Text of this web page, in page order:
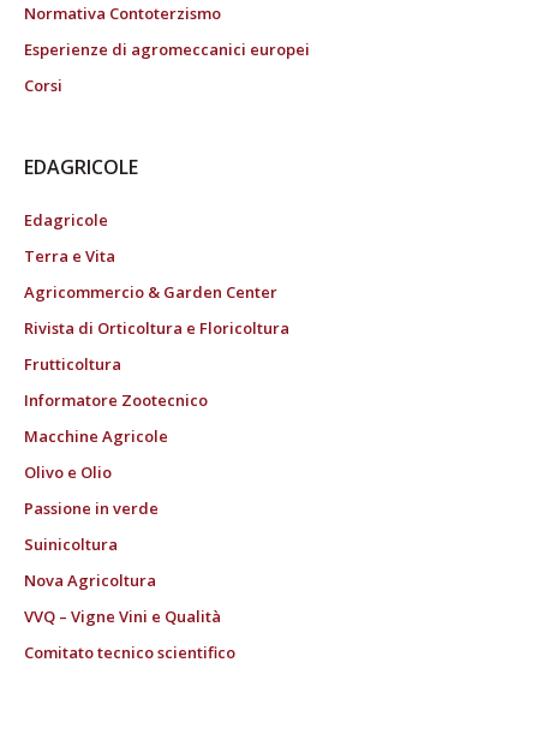
Normativa Contoterzismo
Esperienze di agromeccanici europei
Corsi
EDAGRICOLE
Edagricole
Terra e Vita
Agricommercio & Garden Center
Rivista di Orticoltura e Floricoltura
Frutticoltura
Informatore Zootecnico
Macchine Agricole
Olivo e Olio
Passione in verde
Suinicoltura
Nova Agricoltura
VVQ – Vigne Vini e Qualità
Comitato tecnico scientifico